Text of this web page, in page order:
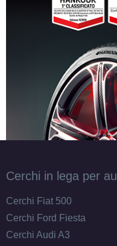
Cerchi in lega per
Cerchi Fiat 500
Cerchi Ford Fiesta
Cerchi Audi A3